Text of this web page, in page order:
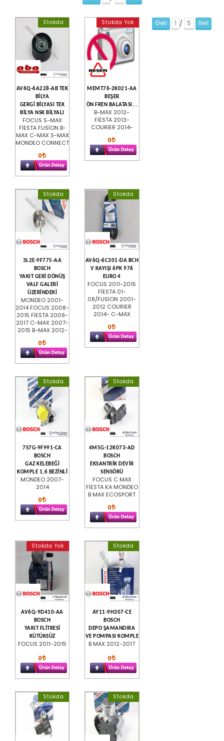
Stokda
AV6Q-6A228-AB TEK
BİLYA
GERGİ BİLYASI TEK
BİLYA NSK BİLYALI
FOCUS S-MAX
FİESTA FUSİON B-
MAX C-MAX S-MAX
MONDEO CONNECT
0
Stokda Yok
MEMT76-2K021-AA
BEŞER
ÖN FREN BALATASI...
B-MAX 2012-
FİESTA 2013-
COURİER 2014-
0
Stokda
3L2E-9F775-AA
BOSCH
YAKIT GERİ DÖNÜŞ
VALF GALERİ
ÜZERİNDEKİ
MONDEO 2001-
2014 FOCUS 2008-
2015 FİESTA 2009-
2017 C-MAX 2007-
2015 B-MAX 2012-
0
Stokda
AV6Q-6C301-DA BCH
V KAYIŞI 6PK 976
EURO 4
FOCUS 2011-2015
FİESTA 01-
08/FUSİON 2001-
2012 COURİER
2014- C-MAX
0
Stokda
7S7G-9F991-CA
BOSCH
GAZ KELEBEĞİ
KOMPLE 1,6 BEZİNLİ
MONDEO 2007-
2014
0
Stokda
4M5G-12K073-AD
BOSCH
EKSANTRİK DEVİR
SENSÖRÜ
FOCUS C MAX
FİESTA KA MONDEO
B MAX ECOSPORT
0
Stokda Yok
AV6Q-9D410-AA
BOSCH
YAKIT FLİTRESİ
KÜTÜKSÜZ
FOCUS 2011-2015
0
Stokda
AY11-9H307-CE
BOSCH
DEPO ŞAMANDIRA
VE POMPASI KOMPLE
B MAX 2012-2017
0
Stokda Stokda
Geri 1 / 5 İleri